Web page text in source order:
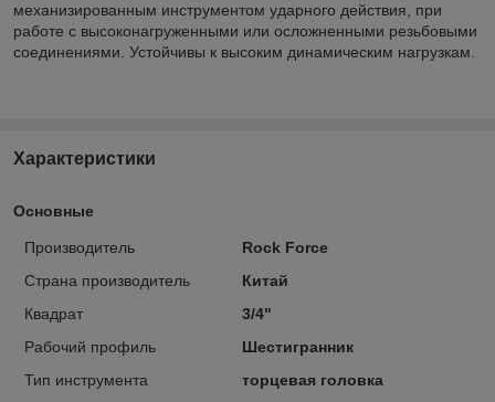
механизированным инструментом ударного действия, при
работе с высоконагруженными или осложненными резьбовыми
соединениями. Устойчивы к высоким динамическим нагрузкам.
Характеристики
Основные
Производитель
Rock Force
Страна производитель
Китай
Квадрат
3/4"
Рабочий профиль
Шестигранник
Тип инструмента
торцевая головка